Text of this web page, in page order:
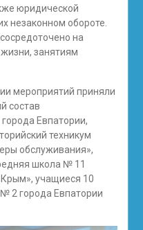
юридической
незаконном обороте.
на
занятиям
мероприятий приняли
состав
Евпатории,
техникум
обслуживания»,
школа № 11
учащиеся 10
2 города Евпатории